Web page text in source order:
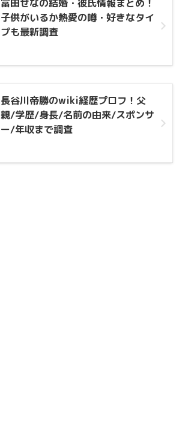
冨田せなの結婚・彼氏情報まとめ！
子供がいるか熱愛の噂・好きなタイ
プも最新調査
長谷川帝勝のwiki経歴プロフ！父
親/学歴/身長/名前の由来/スポンサ
ー/年収まで調査